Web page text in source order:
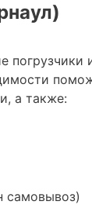
а также:
самовывоз)